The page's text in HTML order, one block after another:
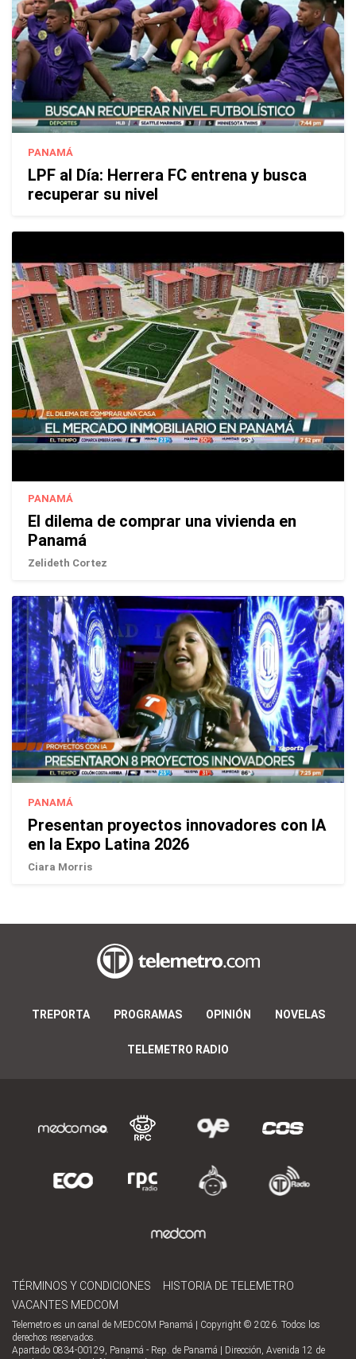
PANAMÁ
LPF al Día: Herrera FC entrena y busca
recuperar su nivel
PANAMÁ
El dilema de comprar una vivienda en
Panamá
Zelideth Cortez
PANAMÁ
Presentan proyectos innovadores con IA
en la Expo Latina 2026
Ciara Morris
TREPORTA PROGRAMAS OPINIÓN NOVELAS
TELEMETRO RADIO
TÉRMINOS Y CONDICIONES
HISTORIA DE TELEMETRO
VACANTES MEDCOM
Telemetro es un canal de MEDCOM Panamá | Copyright © 2026. Todos los
derechos reservados.
Apartado 0834-00129, Panamá - Rep. de Panamá | Dirección, Avenida 12 de